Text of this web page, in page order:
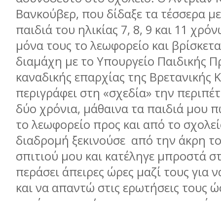
Βανκούβερ, που δίδαξε τα τέσσερα
παιδιά του ηλικίας 7, 8, 9 και 11
μόνα τους το λεωφορείο και
διαμάχη με το Υπουργείο Παιδικής
καναδικής επαρχίας της Βρετανικής
περιγράφει στη «σχεδία» την
δύο χρόνια, μάθαινα τα παιδιά μου
το λεωφορείο προς και από το
διαδρομή ξεκινούσε από την άκρη
σπιτιού μου και κατέληγε μπροστά
περάσει άπειρες ώρες μαζί τους για
και να απαντώ στις ερωτήσεις τους